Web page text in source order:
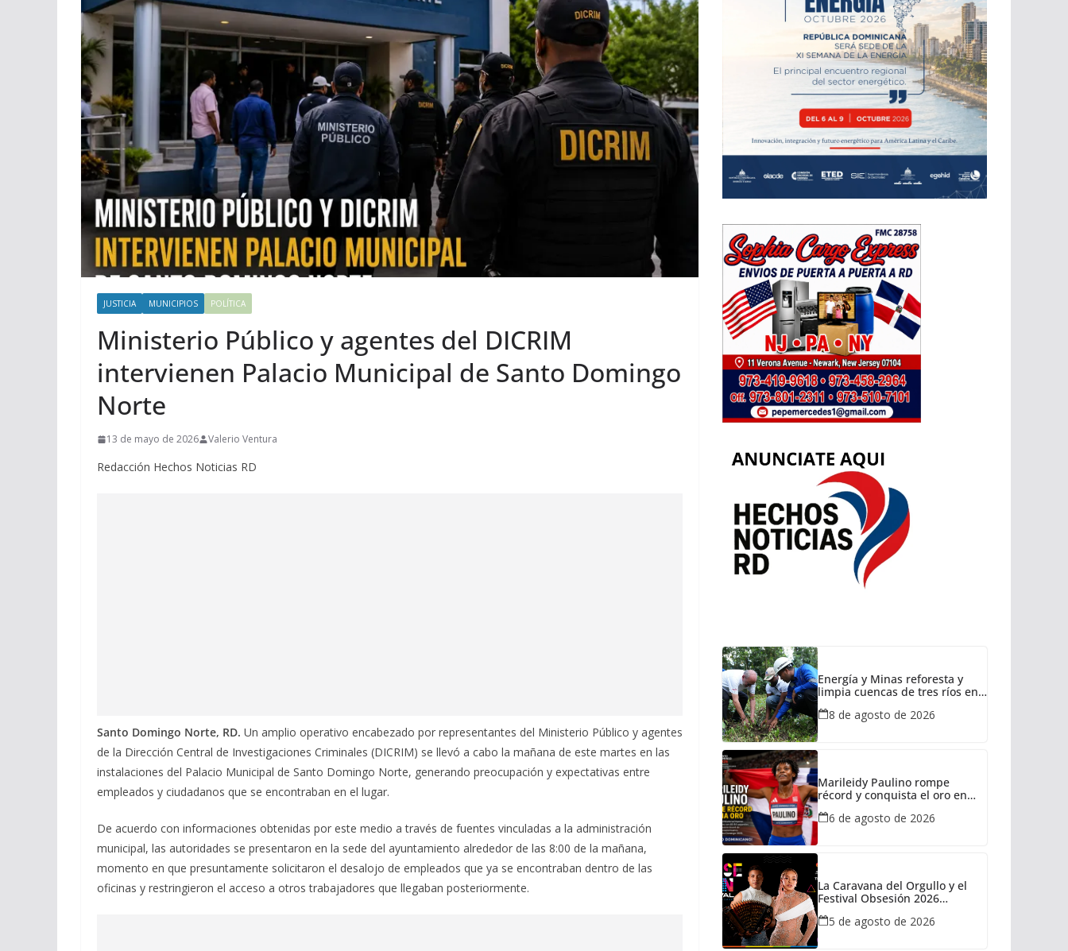
JUSTICIA MUNICIPIOS POLÍTICA
Ministerio Público y agentes del DICRIM
intervienen Palacio Municipal de Santo Domingo
Norte
13 de mayo de 2026 Valerio Ventura
Redacción Hechos Noticias RD
Santo Domingo Norte, RD. Un amplio operativo encabezado por representantes del Ministerio Público y agentes
de la Dirección Central de Investigaciones Criminales (DICRIM) se llevó a cabo la mañana de este martes en las
instalaciones del Palacio Municipal de Santo Domingo Norte, generando preocupación y expectativas entre
empleados y ciudadanos que se encontraban en el lugar.
De acuerdo con informaciones obtenidas por este medio a través de fuentes vinculadas a la administración
municipal, las autoridades se presentaron en la sede del ayuntamiento alrededor de las 8:00 de la mañana,
momento en que presuntamente solicitaron el desalojo de empleados que ya se encontraban dentro de las
oficinas y restringieron el acceso a otros trabajadores que llegaban posteriormente.
Energía y Minas reforesta y
limpia cuencas de tres ríos en
8 de agosto de 2026
Marileidy Paulino rompe
récord y conquista el oro en
6 de agosto de 2026
La Caravana del Orgullo y el
Festival Obsesión 2026
La Fiera Típica
5 de agosto de 2026